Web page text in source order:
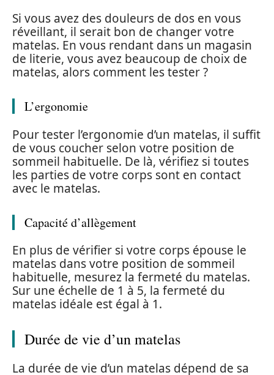
Si vous avez des douleurs de dos en vous
réveillant, il serait bon de changer votre
matelas. En vous rendant dans un magasin
de literie, vous avez beaucoup de choix de
matelas, alors comment les tester ?
L’ergonomie
Pour tester l’ergonomie d’un matelas, il suffit
de vous coucher selon votre position de
sommeil habituelle. De là, vérifiez si toutes
les parties de votre corps sont en contact
avec le matelas.
Capacité d’allègement
En plus de vérifier si votre corps épouse le
matelas dans votre position de sommeil
habituelle, mesurez la fermeté du matelas.
Sur une échelle de 1 à 5, la fermeté du
matelas idéale est égal à 1.
Durée de vie d’un matelas
La durée de vie d’un matelas dépend de sa